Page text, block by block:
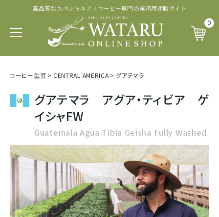
高品質なスペシャルティコーヒー専門の業務用通販サイト
0
コーヒー生豆 > CENTRAL AMERICA > グアテマラ
グアテマラ アグア・ティビア ゲ
イシャFW
Guatemala Agua Tibia Geisha Fully Washed
品種から探す
ブルボン
ジャパニカ
カトゥーラ
カトゥアイ
生産国から探す
イエメン
エチオピア
タンザニア
ケニア
ルワンダ
商品ランクから探す
スペシャルティコーヒー
プレミアムコーヒー
コマーシャルコーヒー
生産処理から探す
ナチュラル
ハニープロセス
ブラックハニー
アナエロビック系プロセス
認証・その他から探す
レインフォレスト・アライアンス認証
その他の認証
カップ・オブ・エクセレンス等
ナショナル・ウィナー